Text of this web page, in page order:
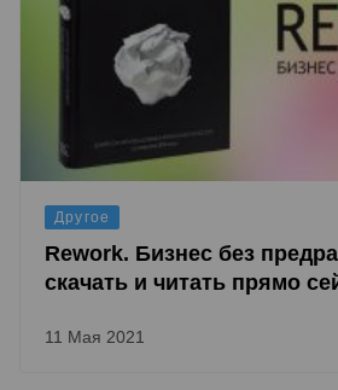
Другое
Rework. Бизнес без
скачать и читать прямо
11 Мая 2021